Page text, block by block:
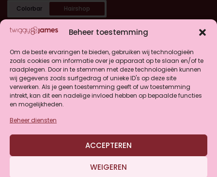
Beheer toestemming
Om de beste ervaringen te bieden, gebruiken wij technologieën
zoals cookies om informatie over je apparaat op te slaan en/of te
raadplegen. Door in te stemmen met deze technologieën kunnen
wij gegevens zoals surfgedrag of unieke ID's op deze site
verwerken. Als je geen toestemming geeft of uw toestemming
intrekt, kan dit een nadelige invloed hebben op bepaalde functies
en mogelijkheden.
Beheer diensten
ACCEPTEREN
WEIGEREN
Colorbar Hairshop
Categorieën
Shop
Klantenservice
4.9
Gebaseerd op 146 beoordelingen